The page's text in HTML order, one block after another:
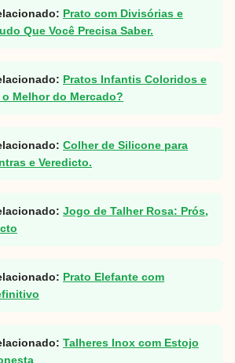
Prato com Divisórias e
Que Você Precisa Saber.
Pratos Infantis Coloridos e
Melhor do Mercado?
Colher de Silicone para
e Veredicto.
Jogo de Talher Rosa: Prós,
Prato Elefante com
Talheres Inox com Estojo